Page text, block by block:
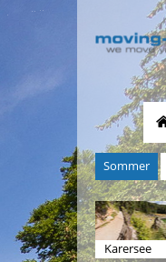
Sommer
Karersee